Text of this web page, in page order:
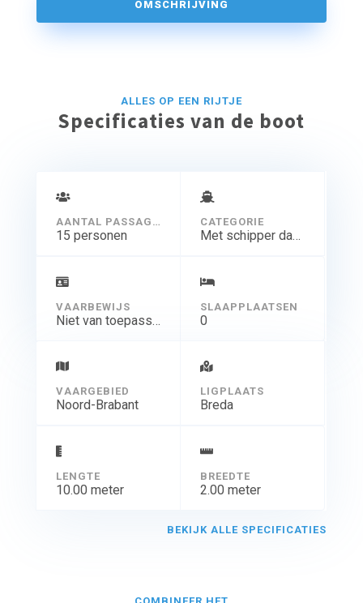
zodat uw gasten in alle gemakken worden voorzien.
Tijdens de tocht kan onze gezellige schipper jullie het
kunnen genieten van jullie eigen muziek.
OMSCHRIJVING
ALLES OP EEN RIJTJE
Specificaties van de boot
AANTAL PASSAGIERS
15 personen
CATEGORIE
Met schipper dagtocht
VAARBEWIJS
Niet van toepassing
SLAAPPLAATSEN
0
VAARGEBIED
Noord-Brabant
LIGPLAATS
Breda
LENGTE
10.00 meter
BREEDTE
2.00 meter
BEKIJK ALLE SPECIFICATIES